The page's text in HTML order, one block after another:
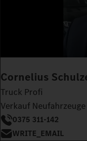
Cornelius
Truck Profi
Verkauf Neufahrzeuge
0375 311-142
WRITE_EMAIL